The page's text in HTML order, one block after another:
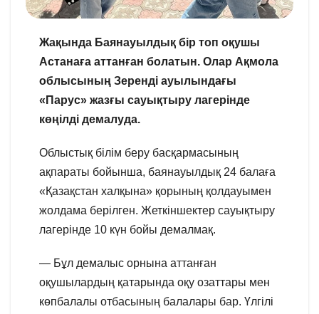
Жақында Баянауылдық бір топ оқушы
Астанаға аттанған болатын. Олар Ақмола
облысының Зеренді ауылындағы
«Парус» жазғы сауықтыру лагерінде
көңілді демалуда.
Облыстық білім беру басқармасының
ақпараты бойынша, баянауылдық 24 балаға
«Қазақстан халқына» қорының қолдауымен
жолдама берілген. Жеткіншектер сауықтыру
лагерінде 10 күн бойы демалмақ.
— Бұл демалыс орнына аттанған
оқушылардың қатарында оқу озаттары мен
көпбалалы отбасының балалары бар. Үлгілі